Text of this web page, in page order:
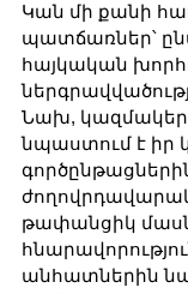
Կան մի քանի
պատճառներ՝
հայկական
Նախ,
նպաստում է
թափանցիկ
անհատներին